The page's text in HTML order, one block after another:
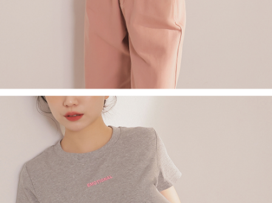
2. Berdasarkan tujuan kontrak persetujuan pembayaran menggunakan
"Pembayaran Ansuran Gogo", kedai akan memberikan maklumat peribadi
anda (termasuk nama, telefon atau alamat) kepada Taiwan Mobile untuk
pengumpulan, pemprosesan dan penggunaan, untuk pengesahan,
semakan dan pembetulan data yang diperlukan untuk bil ansuran oleh
3. Sila baca syarat perkhidmatan pengguna secara lengkap melalui
pautan berikut: https://oppay.tw/userRule